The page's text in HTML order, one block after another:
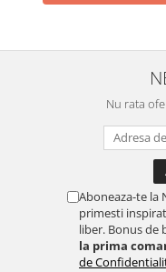
Nu rata
Aboneaza-te la
primesti
liber. Bonus de
la prima
de